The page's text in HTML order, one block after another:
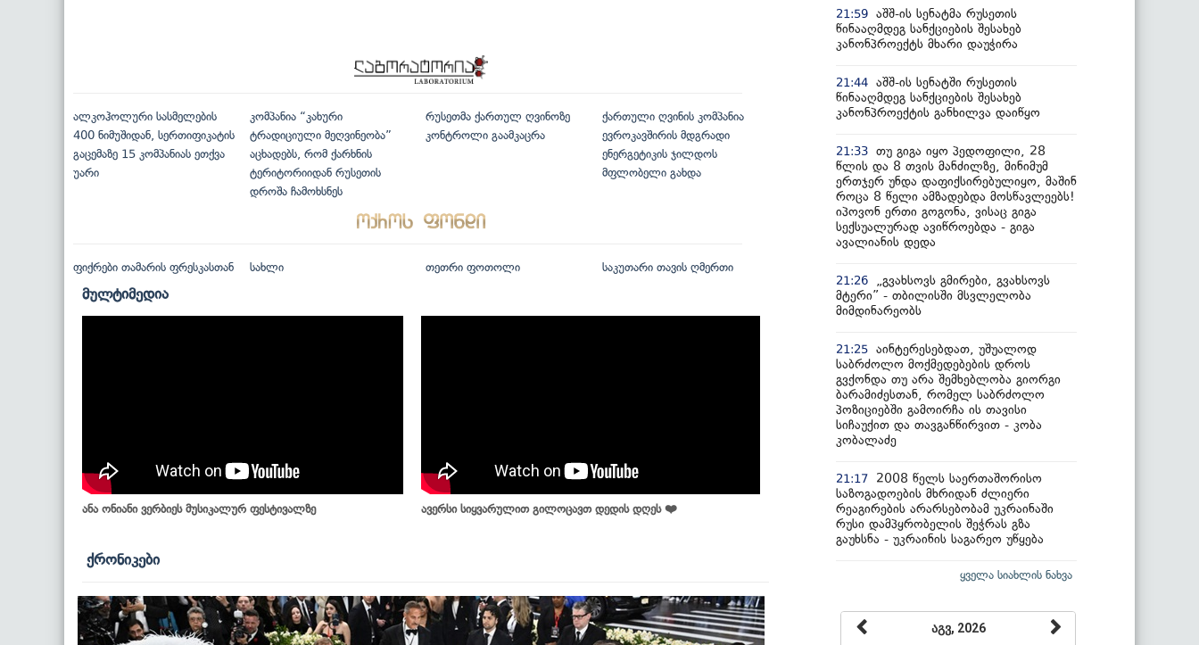
ალკოჰოლური სასმელების
400 ნიმუშიდან, სერთიფიკატის
გაცემაზე 15 კომპანიას ეთქვა
უარი
კომპანია “კახური
ტრადიციული მეღვინეობა”
აცხადებს, რომ ქარხნის
ტერიტორიიდან რუსეთის
დროშა ჩამოხსნეს
რუსეთმა ქართულ ღვინოზე
კონტროლი გაამკაცრა
ქართული ღვინის კომპანია
ევროკავშირის მდგრადი
ენერგეტიკის ჯილდოს
მფლობელი გახდა
ფიქრები თამარის ფრესკასთან სახლი თეთრი ფოთოლი საკუთარი თავის ღმერთი
მულტიმედია
ანა ონიანი ვერბიეს მუსიკალურ ფესტივალზე ავერსი სიყვარულით გილოცავთ დედის დღეს ❤️
ქრონიკები
21:59 აშშ-ის სენატმა რუსეთის
წინააღმდეგ სანქციების შესახებ
კანონპროექტს მხარი დაუჭირა
21:44 აშშ-ის სენატში რუსეთის
წინააღმდეგ სანქციების შესახებ
კანონპროექტის განხილვა დაიწყო
21:33 თუ გიგა იყო პედოფილი, 28
წლის და 8 თვის მანძილზე, მინიმუმ
ერთჯერ უნდა დაფიქსირებულიყო, მაშინ
როცა 8 წელი ამზადებდა მოსწავლეებს!
იპოვონ ერთი გოგონა, ვისაც გიგა
სექსუალურად ავიწროებდა - გიგა
ავალიანის დედა
21:26
„გვახსოვს გმირები, გვახსოვს
მტერი” - თბილისში მსვლელობა
მიმდინარეობს
21:25 აინტერესებდათ, უშუალოდ
საბრძოლო მოქმედებების დროს
გვქონდა თუ არა შემხებლობა გიორგი
ბარამიძესთან, რომელ საბრძოლო
პოზიციებში გამოირჩა ის თავისი
სიჩაუქით და თავგანწირვით - კობა
კობალაძე
21:17
2008 წელს საერთაშორისო
საზოგადოების მხრიდან ძლიერი
რეაგირების არარსებობამ უკრაინაში
რუსი დამპყრობელის შეჭრას გზა
გაუხსნა - უკრაინის საგარეო უწყება
ყველა სიახლის ნახვა
აგვ, 2026